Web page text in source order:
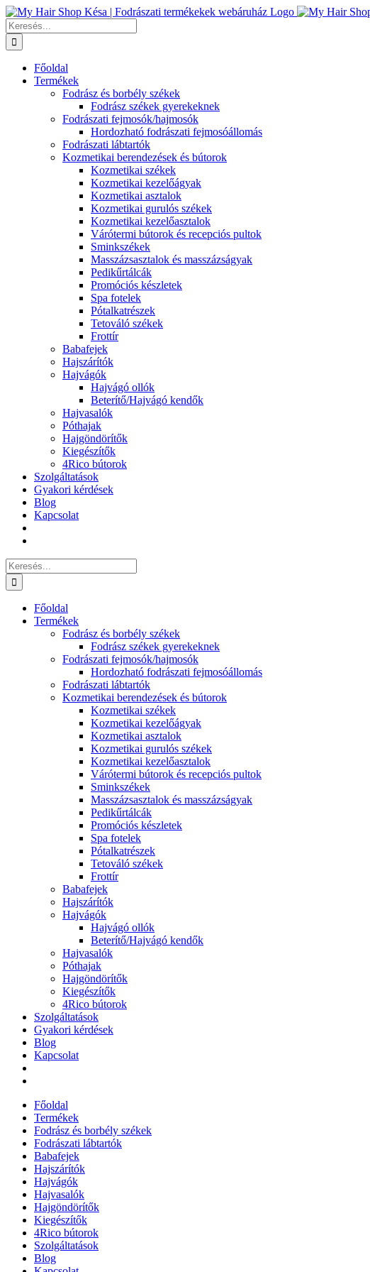
Kihagyás
Keresés...
Főoldal
Termékek
Fodrász és borbély székek
Fodrász székek gyerekeknek
Fodrászati fejmosók/hajmosók
Hordozható fodrászati fejmosóállomás
Fodrászati lábtartók
Kozmetikai berendezések és bútorok
Kozmetikai székek
Kozmetikai kezelőágyak
Kozmetikai asztalok
Kozmetikai gurulós székek
Kozmetikai kezelőasztalok
Várótermi bútorok és recepciós pultok
Sminkszékek
Masszázsasztalok és masszázságyak
Pedikűrtálcák
Promóciós készletek
Spa fotelek
Pótalkatrészek
Tetováló székek
Frottír
Babafejek
Hajszárítók
Hajvágók
Hajvágó ollók
Beterítő/Hajvágó kendők
Hajvasalók
Póthajak
Hajgöndörítők
Kiegészítők
4Rico bútorok
Szolgáltatások
Gyakori kérdések
Blog
Kapcsolat
Keresés...
Főoldal
Termékek
Fodrász és borbély székek
Fodrász székek gyerekeknek
Fodrászati fejmosók/hajmosók
Hordozható fodrászati fejmosóállomás
Fodrászati lábtartók
Kozmetikai berendezések és bútorok
Kozmetikai székek
Kozmetikai kezelőágyak
Kozmetikai asztalok
Kozmetikai gurulós székek
Kozmetikai kezelőasztalok
Várótermi bútorok és recepciós pultok
Sminkszékek
Masszázsasztalok és masszázságyak
Pedikűrtálcák
Promóciós készletek
Spa fotelek
Pótalkatrészek
Tetováló székek
Frottír
Babafejek
Hajszárítók
Hajvágók
Hajvágó ollók
Beterítő/Hajvágó kendők
Hajvasalók
Póthajak
Hajgöndörítők
Kiegészítők
4Rico bútorok
Szolgáltatások
Gyakori kérdések
Blog
Kapcsolat
Főoldal
Termékek
Fodrász és borbély székek
Fodrászati lábtartók
Babafejek
Hajszárítók
Hajvágók
Hajvasalók
Hajgöndörítők
Kiegészítők
4Rico bútorok
Szolgáltatások
Blog